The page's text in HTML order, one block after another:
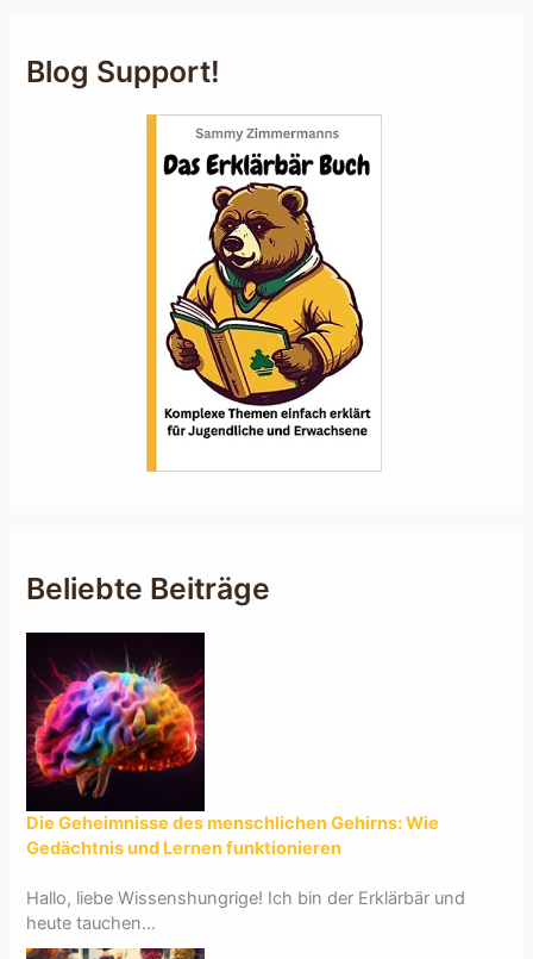
Blog Support!
Beliebte Beiträge
Die Geheimnisse des menschlichen Gehirns: Wie
Gedächtnis und Lernen funktionieren
Hallo, liebe Wissenshungrige! Ich bin der Erklärbär und
heute tauchen...